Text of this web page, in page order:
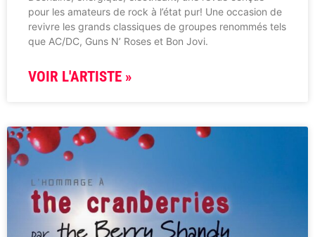
pour les amateurs de rock à l’état pur! Une occasion de
revivre les grands classiques de groupes renommés tels
que AC/DC, Guns N’ Roses et Bon Jovi.
VOIR L'ARTISTE »